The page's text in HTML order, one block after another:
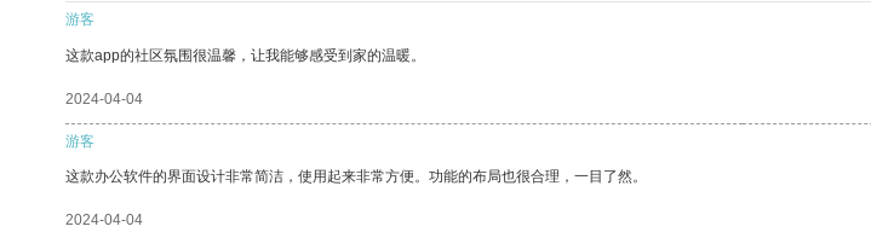
游客
这款app的社区氛围很温馨，让我能够感受到家的温暖。
2024-04-04
游客
这款办公软件的界面设计非常简洁，使用起来非常方便。功能的布局也很合理，一目了然。
2024-04-04